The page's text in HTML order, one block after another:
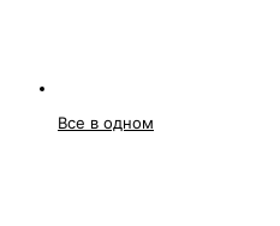
Все в одном